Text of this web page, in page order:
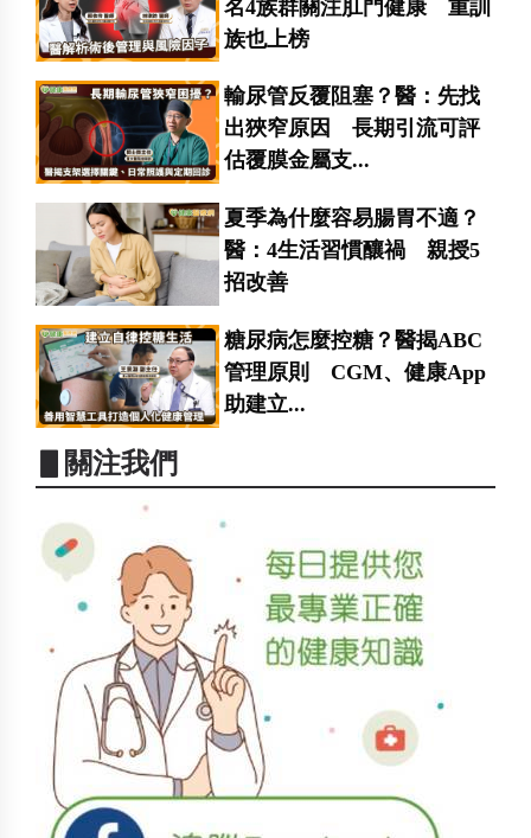
名4族群關注肛門健康 重訓
族也上榜
輸尿管反覆阻塞？醫：先找
出狹窄原因 長期引流可評
估覆膜金屬支...
夏季為什麼容易腸胃不適？
醫：4生活習慣釀禍 親授5
招改善
糖尿病怎麼控糖？醫揭ABC
管理原則 CGM、健康App
助建立...
▋關注我們